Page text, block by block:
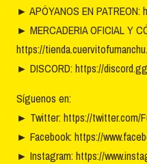
► APÓYANOS EN
► MERCADERIA OFICIAL Y
https://
► DISCORD: https://
Síguenos en:
► Twitter: https://twitter.com/
► Facebook: https://
► Instagram: https://